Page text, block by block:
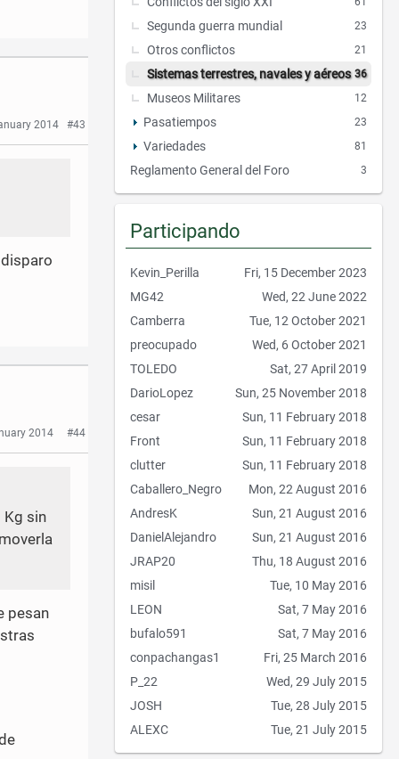
2014 #43
2014 #44
sin
pesan
23
Segunda guerra mundial
21
Otros conflictos
36
Sistemas terrestres, navales y aéreos
12
Museos Militares
23
Pasatiempos
81
Variedades
3
Reglamento General del Foro
Participando
Fri, 15 December 2023
Kevin_Perilla
Wed, 22 June 2022
MG42
Tue, 12 October 2021
Camberra
Wed, 6 October 2021
preocupado
Sat, 27 April 2019
TOLEDO
Sun, 25 November 2018
DarioLopez
Sun, 11 February 2018
cesar
Sun, 11 February 2018
Front
Sun, 11 February 2018
clutter
Mon, 22 August 2016
Caballero_Negro
Sun, 21 August 2016
AndresK
Sun, 21 August 2016
DanielAlejandro
Thu, 18 August 2016
JRAP20
Tue, 10 May 2016
misil
Sat, 7 May 2016
LEON
Sat, 7 May 2016
bufalo591
Fri, 25 March 2016
conpachangas1
Wed, 29 July 2015
P_22
Tue, 28 July 2015
JOSH
Tue, 21 July 2015
ALEXC